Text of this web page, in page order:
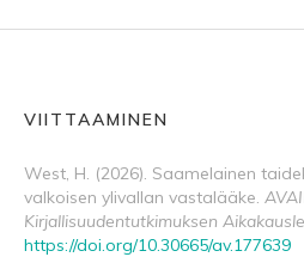
VIITTAAMINEN
West, H. (2026). Saamelainen
valkoisen ylivallan vastalääke.
Kirjallisuudentutkimuksen
https://doi.org/10.30665/av.177639